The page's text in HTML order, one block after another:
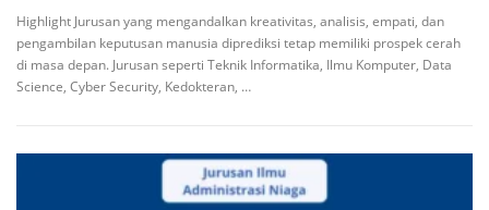
Highlight Jurusan yang mengandalkan kreativitas, analisis, empati, dan
pengambilan keputusan manusia diprediksi tetap memiliki prospek cerah
di masa depan. Jurusan seperti Teknik Informatika, Ilmu Komputer, Data
Science, Cyber Security, Kedokteran, …